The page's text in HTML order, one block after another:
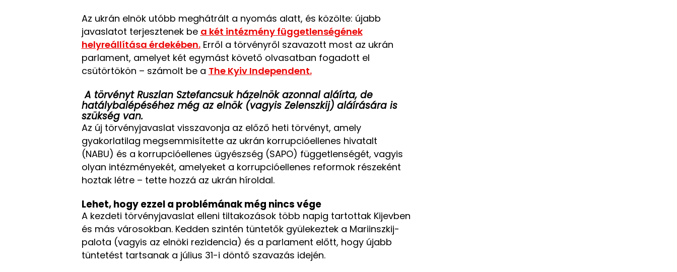
Az ukrán elnök utóbb meghátrált a nyomás alatt, és közölte: újabb
javaslatot terjesztenek be a két intézmény függetlenségének
helyreállítása érdekében.Erről a törvényről szavazott most az ukrán
parlament, amelyet két egymást követő olvasatban fogadott el
csütörtökön – számolt be a The Kyiv Independent.
A törvényt Ruszlan Sztefancsuk házelnök azonnal aláírta, de
hatálybalépéséhez még az elnök (vagyis Zelenszkij) aláírására is
szükség van.
Az új törvényjavaslat visszavonja az előző heti törvényt, amely
gyakorlatilag megsemmisítette az ukrán korrupcióellenes hivatalt
(NABU) és a korrupcióellenes ügyészség (SAPO) függetlenségét, vagyis
olyan intézményekét, amelyeket a korrupcióellenes reformok részeként
hoztak létre – tette hozzá az ukrán híroldal.
Lehet, hogy ezzel a problémának még nincs vége
A kezdeti törvényjavaslat elleni tiltakozások több napig tartottak Kijevben
és más városokban. Kedden szintén tüntetők gyülekeztek a Mariinszkij-
palota (vagyis az elnöki rezidencia) és a parlament előtt, hogy újabb
tüntetést tartsanak a július 31-i döntő szavazás idején.